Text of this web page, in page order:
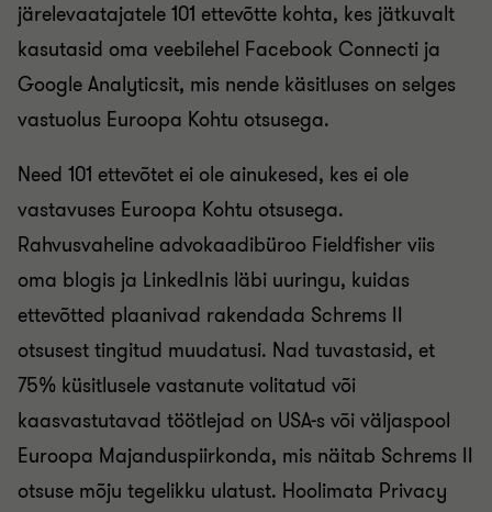
järelevaatajatele 101 ettevõtte kohta, kes jätkuvalt
kasutasid oma veebilehel Facebook Connecti ja
Google Analyticsit, mis nende käsitluses on selges
vastuolus Euroopa Kohtu otsusega.
Need 101 ettevõtet ei ole ainukesed, kes ei ole
vastavuses Euroopa Kohtu otsusega.
Rahvusvaheline advokaadibüroo Fieldfisher viis
oma blogis ja LinkedInis läbi uuringu, kuidas
ettevõtted plaanivad rakendada Schrems II
otsusest tingitud muudatusi. Nad tuvastasid, et
75% küsitlusele vastanute volitatud või
kaasvastutavad töötlejad on USA-s või väljaspool
Euroopa Majanduspiirkonda, mis näitab Schrems II
otsuse mõju tegelikku ulatust. Hoolimata Privacy